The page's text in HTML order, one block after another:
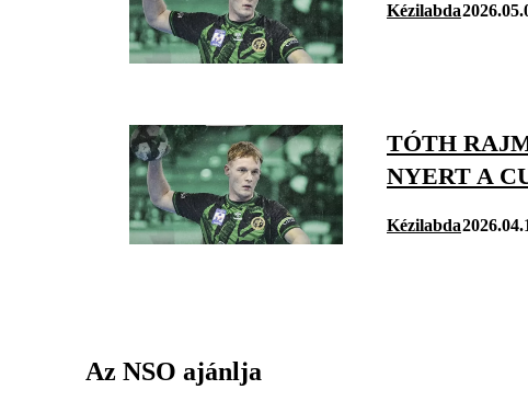
Kézilabda
TÓTH
NYERT A
Kézilabda
Az NSO ajánlja